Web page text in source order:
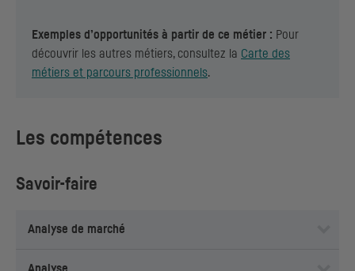
Exemples d’opportunités à partir de ce métier : Pour
découvrir les autres métiers, consultez la Carte des
métiers et parcours professionnels.
Les compétences
Savoir-faire
Analyse de marché